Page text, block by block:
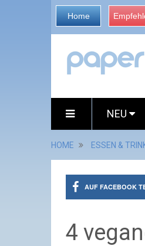
Home
NEU
HOME ESSEN &
AUF FACEBOOK
4